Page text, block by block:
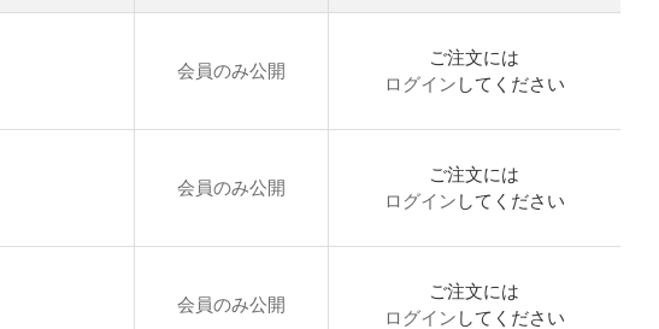
会員のみ公開
ご注文には
ログイン してください
会員のみ公開
ご注文には
ログイン してください
会員のみ公開
ご注文には
ログイン してください